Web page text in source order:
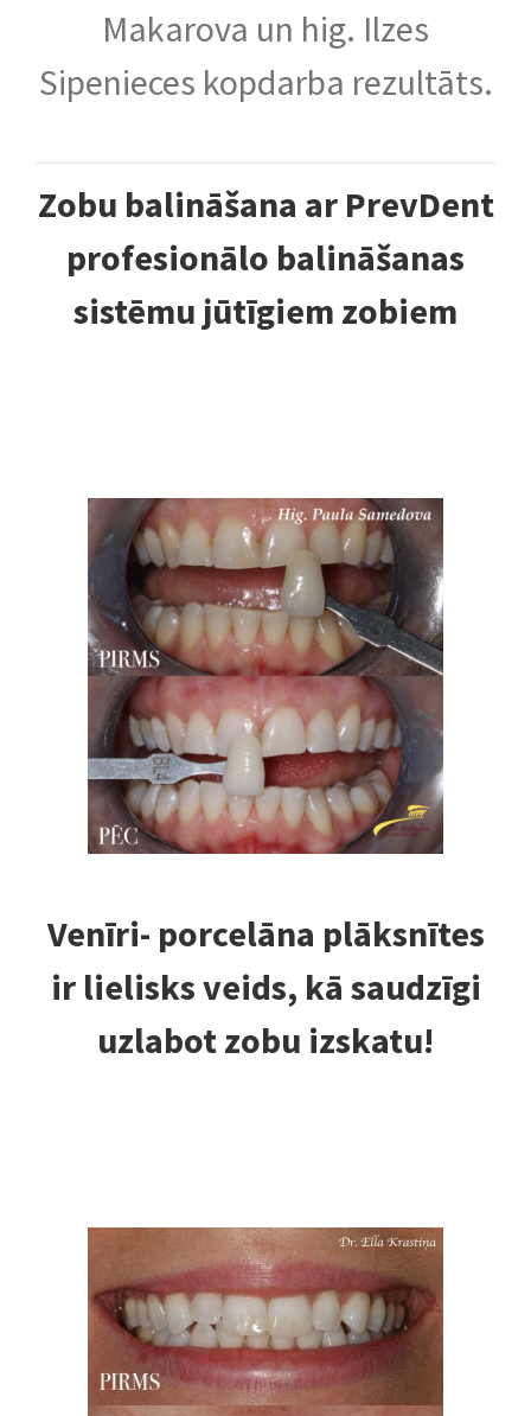
Makarova un hig. Ilzes
Sipenieces kopdarba rezultāts.
Zobu balināšana ar PrevDent
profesionālo balināšanas
sistēmu jūtīgiem zobiem
Venīri- porcelāna plāksnītes
ir lielisks veids, kā saudzīgi
uzlabot zobu izskatu!